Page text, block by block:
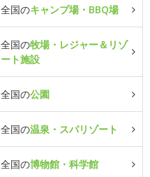
全国のキャンプ場・BBQ場
全国の牧場・レジャー＆リゾ
ート施設
全国の公園
全国の温泉・スパリゾート
全国の博物館・科学館